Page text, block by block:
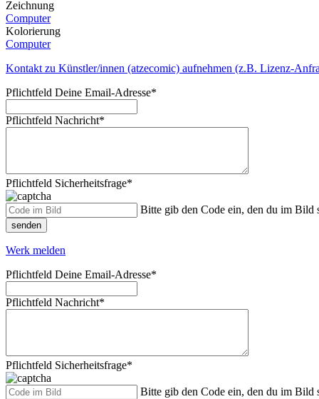
Zeichnung
Computer
Kolorierung
Computer
Kontakt zu Künstler/innen (atzecomic) aufnehmen (z.B. Lizenz-
Pflichtfeld Deine Email-Adresse*
Pflichtfeld Nachricht*
Pflichtfeld Sicherheitsfrage*
Bitte gib den Code ein, den du im Bild
senden
Werk melden
Pflichtfeld Deine Email-Adresse*
Pflichtfeld Nachricht*
Pflichtfeld Sicherheitsfrage*
Bitte gib den Code ein, den du im Bild